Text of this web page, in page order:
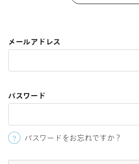
メールアドレス
パスワード
パスワードをお忘れですか？